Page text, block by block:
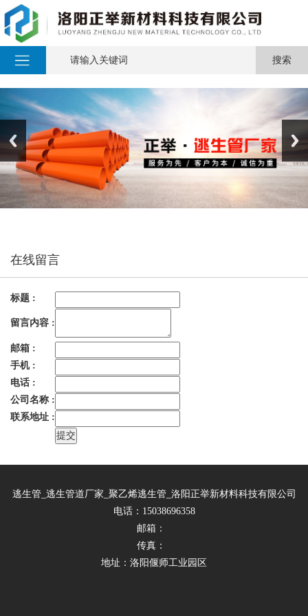
在线留言
标题 :
留言内容 :
邮箱 :
手机 :
电话 :
公司名称 :
联系地址 :
逃生管_逃生管道厂家_聚乙烯逃生管_洛阳正举新材料科技有限公司
电话：15038696358
邮箱：
传真：
地址：洛阳偃师工业园区